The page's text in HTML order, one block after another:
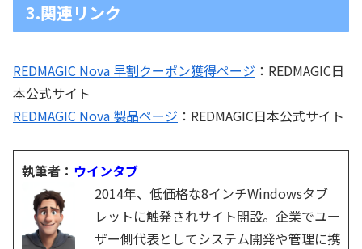
3.関連リンク
REDMAGIC Nova 早割クーポン獲得ページ ：REDMAGIC日
本公式サイト
REDMAGIC Nova 製品ページ ：REDMAGIC日本公式サイト
執筆者： ウインタブ
2014年、低価格な8インチWindowsタブ
レットに触発されサイト開設。企業でユー
ザー側代表としてシステム開発や管理に携